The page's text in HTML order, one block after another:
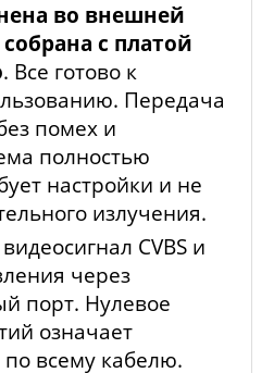
во внешней
с платой
. Все готово к
Передача
помех и
полностью
настройки и не
излучения.
CVBS и
через
порт. Нулевое
означает
по всему кабелю.